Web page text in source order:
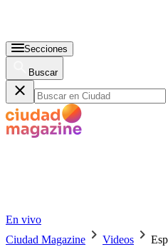
Secciones
Buscar
En vivo
Ciudad Magazine
Videos